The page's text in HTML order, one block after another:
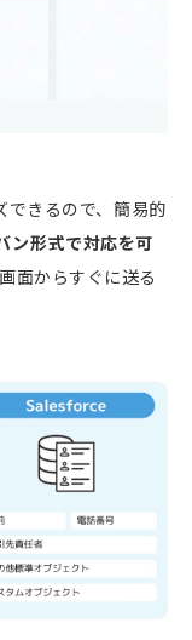
できるので、簡易的
ン形式で対応を可
面からすぐに送る